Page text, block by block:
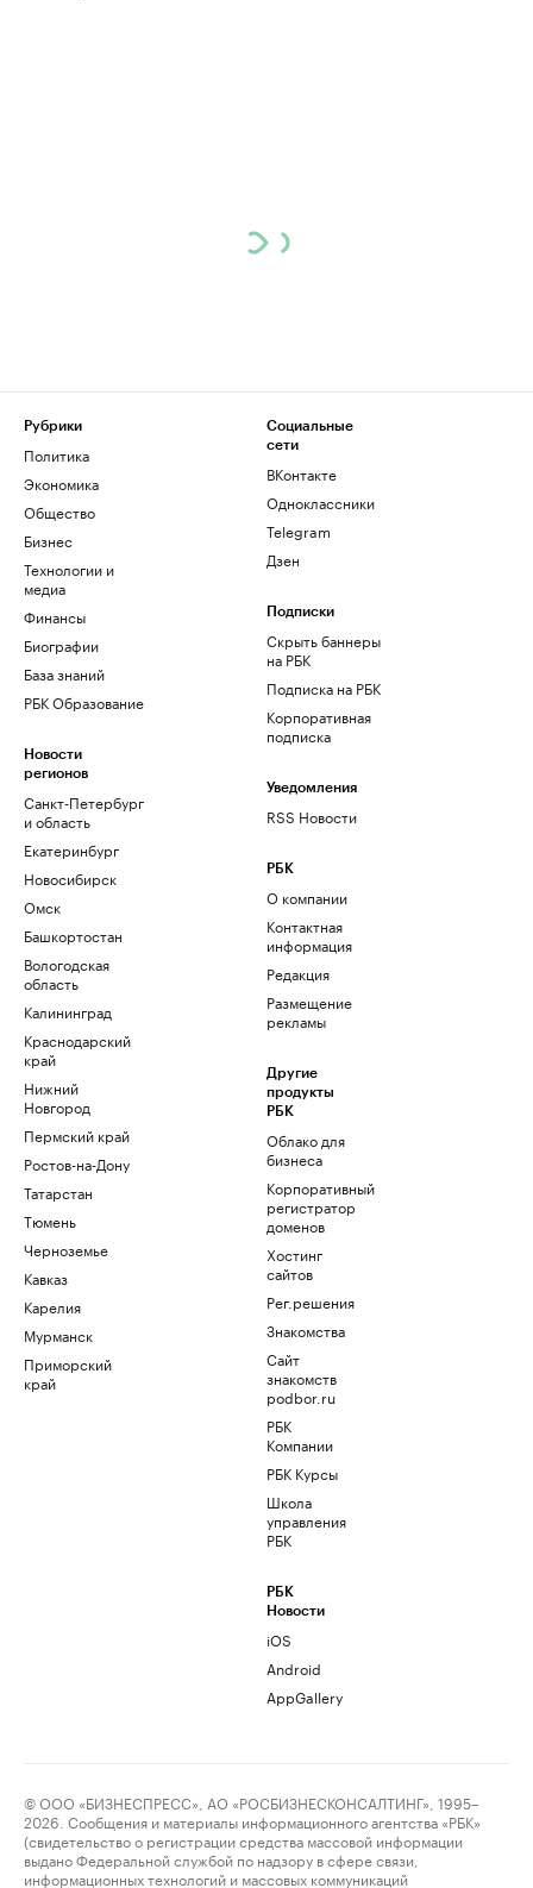
Рубрики
Политика
Экономика
Общество
Бизнес
Технологии и
медиа
Финансы
Биографии
База знаний
РБК Образование
Новости
регионов
Санкт-Петербург
и область
Екатеринбург
Новосибирск
Омск
Башкортостан
Вологодская
область
Калининград
Краснодарский
край
Нижний
Новгород
Пермский край
Ростов-на-Дону
Татарстан
Тюмень
Черноземье
Кавказ
Карелия
Мурманск
Приморский
край
Социальные
сети
ВКонтакте
Одноклассники
Telegram
Дзен
Подписки
Скрыть баннеры
на РБК
Подписка на РБК
Корпоративная
подписка
Уведомления
RSS Новости
РБК
О компании
Контактная
информация
Редакция
Размещение
рекламы
Другие
продукты
РБК
Облако для
бизнеса
Корпоративный
регистратор
доменов
Хостинг
сайтов
Рег.решения
Знакомства
Сайт
знакомств
podbor.ru
РБК
Компании
РБК Курсы
Школа
управления
РБК
РБК
Новости
iOS
Android
AppGallery
© ООО «БИЗНЕСПРЕСС», АО «РОСБИЗНЕСКОНСАЛТИНГ», 1995–
2026. Сообщения и материалы информационного агентства «РБК»
(свидетельство о регистрации средства массовой информации
выдано Федеральной службой по надзору в сфере связи,
информационных технологий и массовых коммуникаций